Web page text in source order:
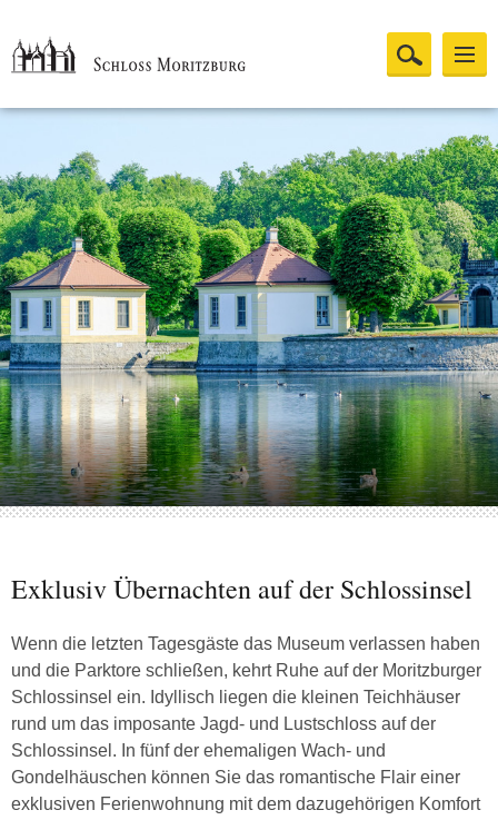
Exklusiv Übernachten auf der Schlossinsel
Wenn die letzten Tagesgäste das Museum verlassen haben
und die Parktore schließen, kehrt Ruhe auf der Moritzburger
Schlossinsel ein. Idyllisch liegen die kleinen Teichhäuser
rund um das imposante Jagd- und Lustschloss auf der
Schlossinsel. In fünf der ehemaligen Wach- und
Gondelhäuschen können Sie das romantische Flair einer
exklusiven Ferienwohnung mit dem dazugehörigen Komfort